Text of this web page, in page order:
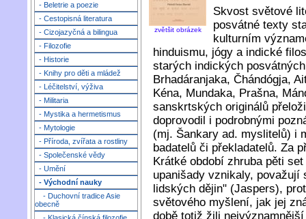
- Beletrie a poezie
- Cestopisná literatura
- Cizojazyčná a bilingua
- Filozofie
- Historie
- Knihy pro děti a mládež
- Léčitelství, výživa
- Militaria
- Mystika a hermetismus
- Mytologie
- Příroda, zvířata a rostliny
- Společenské vědy
- Umění
- Východní nauky
- Duchovní tradice Asie
obecně
zvětšit obrázek
Skvost světové
posvátné texty
kulturním
hinduismu, jógy a indické
starých indických
Brhadáranjaka, Čhándógja,
Kéna, Mundaka, Prašna,
sanskrtských originálů
doprovodil i podrobnými
(mj. Šankary ad. myslitelů) i
badatelů či překladatelů. Za
Krátké období zhruba pěti
upanišady vznikaly, považují
lidských dějin" (Jaspers),
světového myšlení, jak jej
době totiž žili